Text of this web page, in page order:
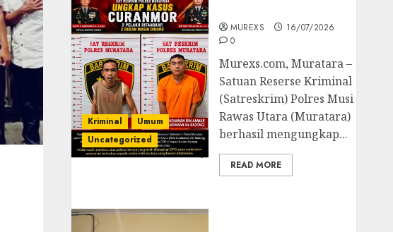
Kriminal
Umum
Uncategorized
MUREXS
16/07/2026
0
Murexs.com, Muratara –
Satuan Reserse Kriminal
(Satreskrim) Polres Musi
Rawas Utara (Muratara)
berhasil mengungkap...
READ MORE